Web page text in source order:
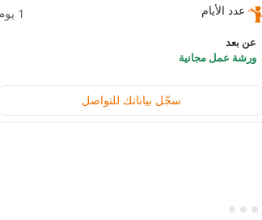
عدد الأيام 1 يوم
عن بعد
ورشة عمل مجانية
سجّل بياناتك للتواصل